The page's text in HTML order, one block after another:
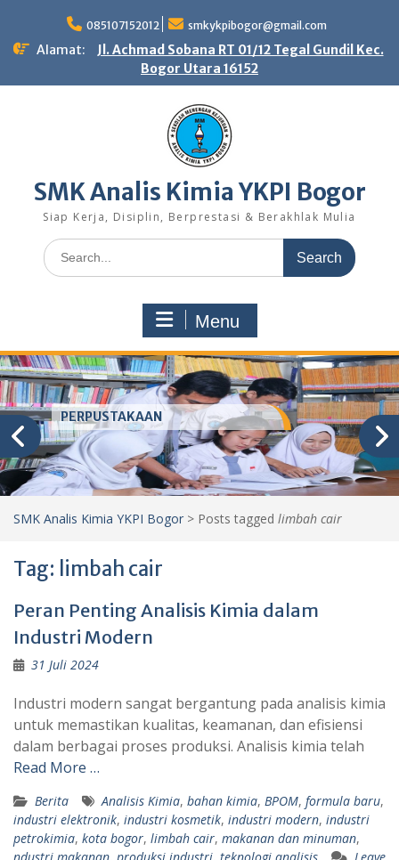
content
085107152012 smkykpibogor@gmail.com
Alamat:
Jl. Achmad Sobana RT 01/12 Tegal Gundil Kec.
Bogor Utara 16152
SMK Analis Kimia YKPI Bogor
Siap Kerja, Disiplin, Berprestasi & Berakhlak Mulia
Search
for:
Menu
PERPUSTAKAAN
SMK Analis Kimia YKPI Bogor > Posts tagged limbah cair
Tag: limbah cair
Peran Penting Analisis Kimia dalam
Industri Modern
31 Juli 2024
Industri modern sangat bergantung pada analisis kimia
untuk memastikan kualitas, keamanan, dan efisiensi
dalam berbagai proses produksi. Analisis kimia telah
Read More …
Berita Analisis Kimia, bahan kimia, BPOM, formula baru,
industri elektronik, industri kosmetik, industri modern, industri
petrokimia, kota bogor, limbah cair, makanan dan minuman,
ndustri makanan, produksi industri, teknologi analisis
Leave